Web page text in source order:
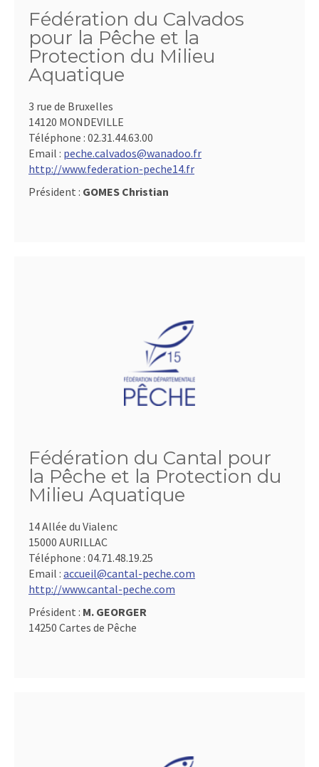
Fédération du Calvados
pour la Pêche et la
Protection du Milieu
Aquatique
3 rue de Bruxelles
14120 MONDEVILLE
Téléphone : 02.31.44.63.00
Email : peche.calvados@wanadoo.fr
http://www.federation-peche14.fr
Président : GOMES Christian
Fédération du Cantal pour
la Pêche et la Protection du
Milieu Aquatique
14 Allée du Vialenc
15000 AURILLAC
Téléphone : 04.71.48.19.25
Email : accueil@cantal-peche.com
http://www.cantal-peche.com
Président : M. GEORGER
14250 Cartes de Pêche